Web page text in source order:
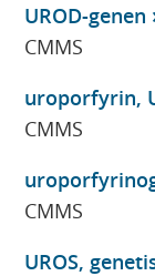
UROD-genen
CMMS
uroporfyrin,
CMMS
CMMS
UROS,